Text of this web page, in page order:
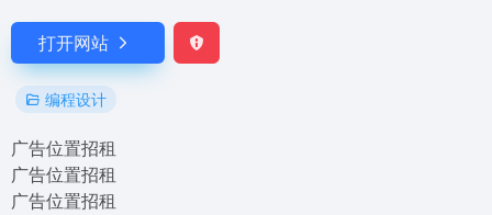
打开网站
编程设计
广告位置招租
广告位置招租
广告位置招租